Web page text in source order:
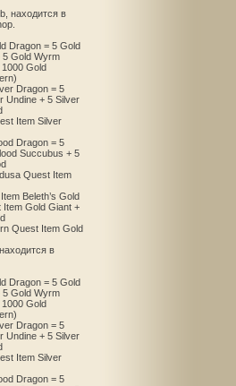
находится в
Dragon = 5 Gold
5 Gold Wyrm
Gold
Dragon = 5
Undine + 5 Silver
Item Silver
Dragon = 5
Succubus + 5
Quest Item
Beleth’s Gold
Item Gold Giant +
Quest Item Gold
в
Dragon = 5 Gold
5 Gold Wyrm
Gold
Dragon = 5
Undine + 5 Silver
Item Silver
Dragon = 5